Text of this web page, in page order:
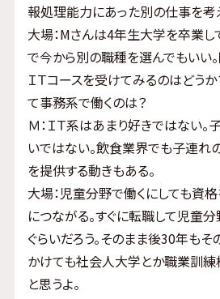
報処理能力にあった別の仕事を考
大場：Mさんは4年生大学を卒業し
で今から別の職種を選んでもいい
ＩＴコースを受けてみるのはどう
て事務系で働くのは？
Ｍ：ＩＴ系はあまり好きではない
いではない。飲食業界でも子連れ
を提供する動きもある。
大場：児童分野で働くにしても資
につながる。すぐに転職して児童
ぐらいだろう。そのまま後30年もそ
かけても社会人大学とか職業訓練
と思うよ。